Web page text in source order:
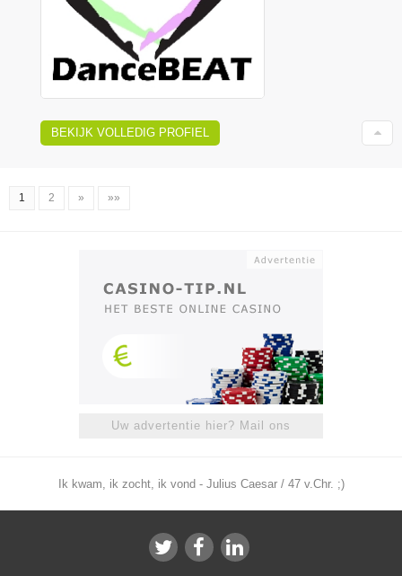
BEKIJK VOLLEDIG PROFIEL
1 2 » »»
Uw advertentie hier? Mail ons
Ik kwam, ik zocht, ik vond - Julius Caesar / 47 v.Chr. ;)